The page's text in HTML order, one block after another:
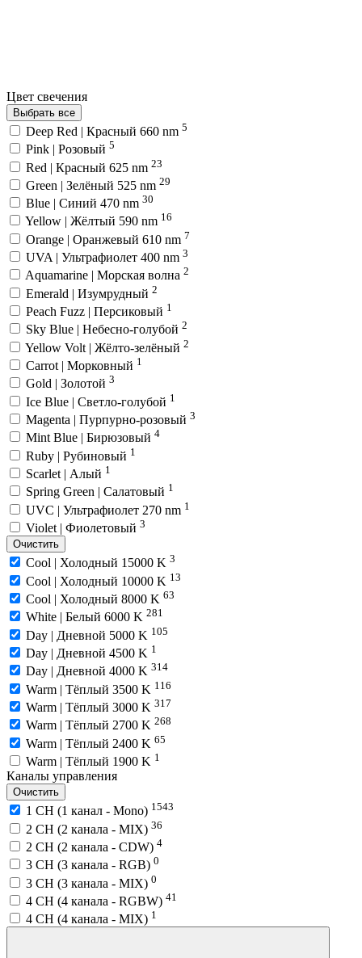
Цвет свечения
Выбрать все
Deep Red | Красный 660 nm 5
Pink | Розовый 5
Red | Красный 625 nm 23
Green | Зелёный 525 nm 29
Blue | Синий 470 nm 30
Yellow | Жёлтый 590 nm 16
Orange | Оранжевый 610 nm 7
UVA | Ультрафиолет 400 nm 3
Aquamarine | Морская волна 2
Emerald | Изумрудный 2
Peach Fuzz | Персиковый 1
Sky Blue | Небесно-голубой 2
Yellow Volt | Жёлто-зелёный 2
Carrot | Морковный 1
Gold | Золотой 3
Ice Blue | Светло-голубой 1
Magenta | Пурпурно-розовый 3
Mint Blue | Бирюзовый 4
Ruby | Рубиновый 1
Scarlet | Алый 1
Spring Green | Салатовый 1
UVC | Ультрафиолет 270 nm 1
Violet | Фиолетовый 3
Очистить
Cool | Холодный 15000 K 3
Cool | Холодный 10000 K 13
Cool | Холодный 8000 K 63
White | Белый 6000 K 281
Day | Дневной 5000 K 105
Day | Дневной 4500 K 1
Day | Дневной 4000 K 314
Warm | Тёплый 3500 K 116
Warm | Тёплый 3000 K 317
Warm | Тёплый 2700 K 268
Warm | Тёплый 2400 K 65
Warm | Тёплый 1900 K 1
Каналы управления
Очистить
1 CH (1 канал - Mono) 1543
2 CH (2 канала - MIX) 36
2 CH (2 канала - CDW) 4
3 CH (3 канала - RGB) 0
3 CH (3 канала - MIX) 0
4 CH (4 канала - RGBW) 41
4 CH (4 канала - MIX) 1